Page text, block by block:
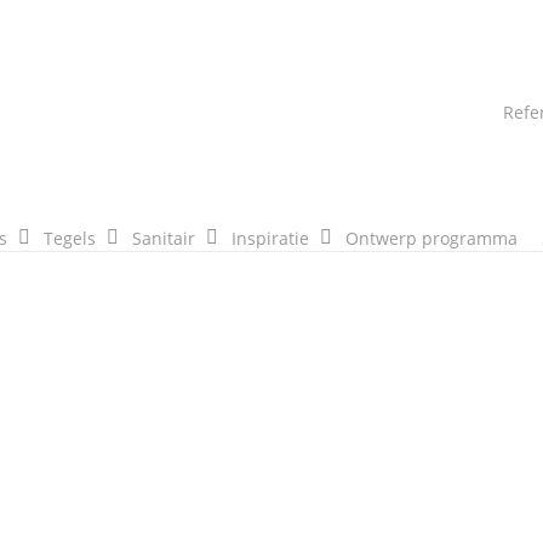
Tegels Sanitair Inspiratie Ontwerp programma